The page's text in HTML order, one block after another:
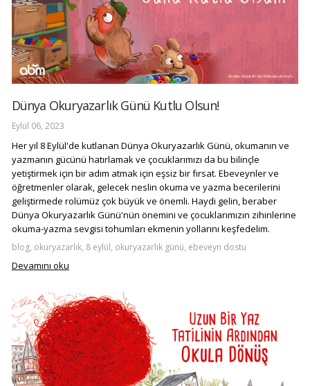
Dünya Okuryazarlık Günü Kutlu Olsun!
Eylül 06, 2023
Her yıl 8 Eylül'de kutlanan Dünya Okuryazarlık Günü, okumanın ve
yazmanın gücünü hatırlamak ve çocuklarımızı da bu bilinçle
yetiştirmek için bir adım atmak için eşsiz bir fırsat. Ebeveynler ve
öğretmenler olarak, gelecek neslin okuma ve yazma becerilerini
geliştirmede rolümüz çok büyük ve önemli. Haydi gelin, beraber
Dünya Okuryazarlık Günü'nün önemini ve çocuklarımızın zihinlerine
okuma-yazma sevgisi tohumları ekmenin yollarını keşfedelim.
blog, okuryazarlık, 8 eylül, okuryazarlık günü, ebeveyn dostu
Devamını oku